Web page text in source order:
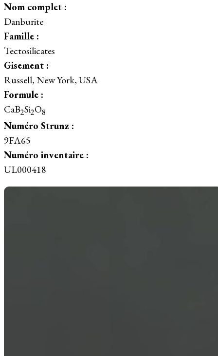
Nom complet :
Danburite
Famille :
Tectosilicates
Gisement :
Russell, New York, USA
Formule :
CaB2Si2O8
Numéro Strunz :
9FA65
Numéro inventaire :
UL000418